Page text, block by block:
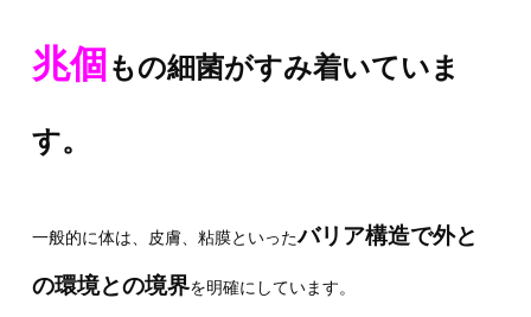
兆個 もの細菌がすみ着いていま
す。
一般的に体は、皮膚、粘膜といったバリア構造で外と
の環境との境界を明確にしています。